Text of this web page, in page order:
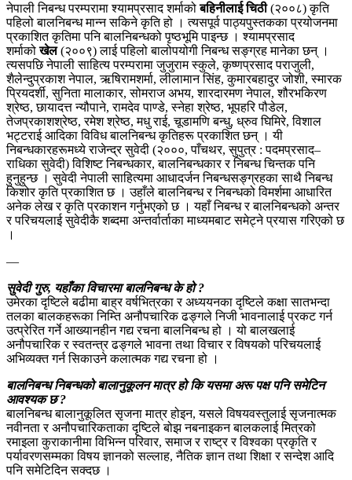
नेपाली निबन्ध परम्परामा श्यामप्रसाद शर्माकोबहिनीलाई चिठी(२००८) कृति
पहिलो बालनिबन्ध मान्न सकिने कृति हो । त्यसपूर्व पाठ्यपुस्तकका प्रयोजनमा
प्रकाशित कृतिमा पनि बालनिबन्धको पृष्ठभूमि पाइन्छ । श्यामप्रसाद
शर्माकोखेल(२००९) लाई पहिलो बालोपयोगी निबन्ध सङ्ग्रह मानेका छन् ।
त्यसपछि नेपाली साहित्य परम्परामा जुजुराम स्कुले, कृष्णप्रसाद पराजुली,
शैलेन्दुप्रकाश नेपाल, ऋषिरामशर्मा, लीलामान सिंह, कुमारबहादुर जोशी, स्मारक
प्रियदर्शी, सुनिता मालाकार, सोमराज अभय, शारदारमण नेपाल, शौरभकिरण
श्रेष्ठ, छायादत्त न्यौपाने, रामदेव पाण्डे, स्नेहा श्रेष्ठ, भूपहरि पौडेल,
तेजप्रकाशश्रेष्ठ, रमेश श्रेष्ठ, मधु राई, चूडामणि बन्धु, ध्रुव घिमिरे, विशाल
भट्टराई आदिका विविध बालनिबन्ध कृतिहरू प्रकाशित छन् । यी
निबन्धकारहरूमध्ये राजेन्द्र सुवेदी (२०००, पाँचथर, सुपुत्र : पदमप्रसाद–
राधिका सुवेदी) विशिष्ट निबन्धकार, बालनिबन्धकार र निबन्ध चिन्तक पनि
हुनुहुन्छ । सुवेदी नेपाली साहित्यमा आधादर्जन निबन्धसङ्ग्रहका साथै निबन्ध
किशोर कृति प्रकाशित छ । उहाँले बालनिबन्ध र निबन्धको विमर्शमा आधारित
अनेक लेख र कृति प्रकाशन गर्नुभएको छ । यहाँ निबन्ध र बालनिबन्धको अन्तर
र परिचयलाई सुवेदीकै शब्दमा अन्तर्वार्ताका माध्यमबाट समेट्ने प्रयास गरिएको छ
।
—
सुवेदी गुरु, यहाँका विचारमा बालनिबन्ध के हो ?
उमेरका दृष्टिले बढीमा बाह्र वर्षभित्रका र अध्ययनका दृष्टिले कक्षा सातभन्दा
तलका बालकहरूका निम्ति अनौपचारिक ढङ्गले निजी भावनालाई प्रकट गर्न
उत्प्रेरित गर्ने आख्यानहीन गद्य रचना बालनिबन्ध हो । यो बालखलाई
अनौपचारिक र स्वतन्त्र ढङ्गले भावना तथा विचार र विषयको परिचयलाई
अभिव्यक्त गर्न सिकाउने कलात्मक गद्य रचना हो ।
बालनिबन्ध निबन्धको बालानुकूलन मात्र हो कि यसमा अरू पक्ष पनि समेटिन
आवश्यक छ ?
बालनिबन्ध बालानुकूलित सृजना मात्र होइन, यसले विषयवस्तुलाई सृजनात्मक
नवीनता र अनौपचारिकताका दृष्टिले बोझ नबनाइकन बालकलाई मित्रको
रमाइला कुराकानीमा विभिन्न परिवार, समाज र राष्ट्र र विश्वका प्रकृति र
पर्यावरणसम्मका विषय ज्ञानको सल्लाह, नैतिक ज्ञान तथा शिक्षा र सन्देश आदि
पनि समेटिदिन सक्दछ ।